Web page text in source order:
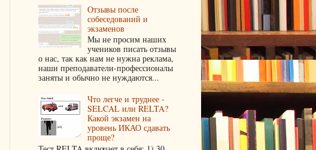
Отзывы после
собеседований и
экзаменов
Мы не просим наших
учеников писать отзывы
о нас, так как нам не нужна реклама,
наши преподаватели-профессионалы
заняты и обычно не нуждаются...
Что легче и труднее -
SELCAL или RELTA?
Какой экзамен на
уровень ИКАО сдавать
проще?